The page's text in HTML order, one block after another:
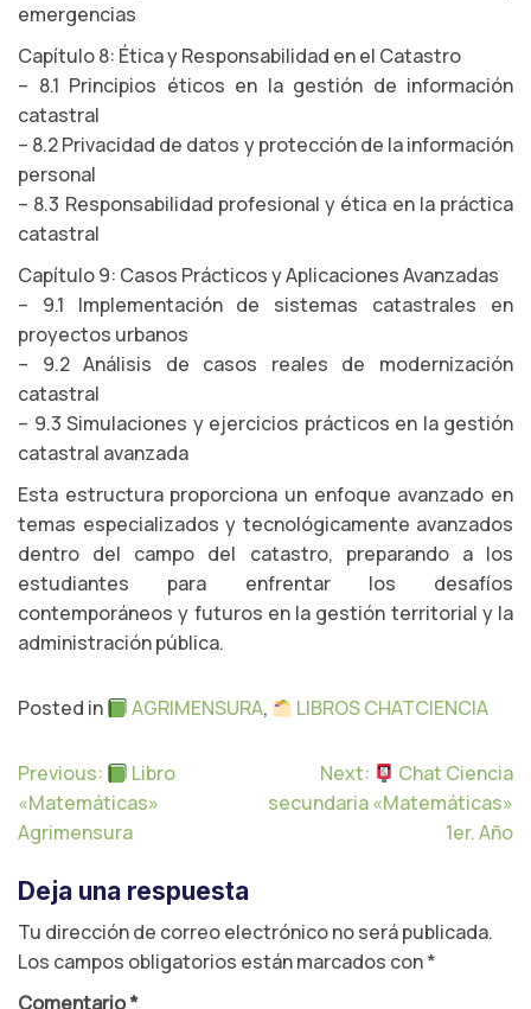
emergencias
Capítulo 8: Ética y Responsabilidad en el Catastro
– 8.1 Principios éticos en la gestión de información
catastral
– 8.2 Privacidad de datos y protección de la información
personal
– 8.3 Responsabilidad profesional y ética en la práctica
catastral
Capítulo 9: Casos Prácticos y Aplicaciones Avanzadas
– 9.1 Implementación de sistemas catastrales en
proyectos urbanos
– 9.2 Análisis de casos reales de modernización
catastral
– 9.3 Simulaciones y ejercicios prácticos en la gestión
catastral avanzada
Esta estructura proporciona un enfoque avanzado en
temas especializados y tecnológicamente avanzados
dentro del campo del catastro, preparando a los
estudiantes para enfrentar los desafíos
contemporáneos y futuros en la gestión territorial y la
administración pública.
Posted in AGRIMENSURA, LIBROS CHATCIENCIA
N
a
v
e
a
c
ó
n
Previous:
Libro
«Matemáticas»
Agrimensura
Next:
Chat Ciencia
secundaria «Matemáticas»
1er. Año
Deja una respuesta
Tu dirección de correo electrónico no será publicada.
Los campos obligatorios están marcados con*
Comentario*